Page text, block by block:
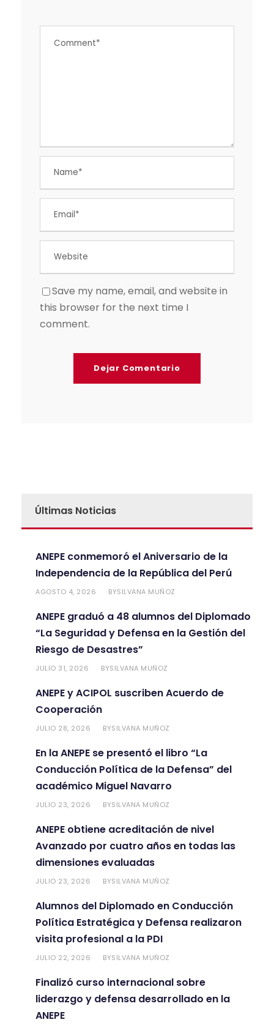
Save my name, email, and website in
this browser for the next time I
comment.
Últimas Noticias
ANEPE conmemoró el Aniversario de la
Independencia de la República del Perú
AGOSTO 4, 2026 BYSILVANA MUÑOZ
ANEPE graduó a 48 alumnos del Diplomado
“La Seguridad y Defensa en la Gestión del
Riesgo de Desastres”
JULIO 31, 2026 BYSILVANA MUÑOZ
ANEPE y ACIPOL suscriben Acuerdo de
Cooperación
JULIO 28, 2026 BYSILVANA MUÑOZ
En la ANEPE se presentó el libro “La
Conducción Política de la Defensa” del
académico Miguel Navarro
JULIO 23, 2026 BYSILVANA MUÑOZ
ANEPE obtiene acreditación de nivel
Avanzado por cuatro años en todas las
dimensiones evaluadas
JULIO 23, 2026 BYSILVANA MUÑOZ
Alumnos del Diplomado en Conducción
Política Estratégica y Defensa realizaron
visita profesional a la PDI
JULIO 22, 2026 BYSILVANA MUÑOZ
Finalizó curso internacional sobre
liderazgo y defensa desarrollado en la
ANEPE